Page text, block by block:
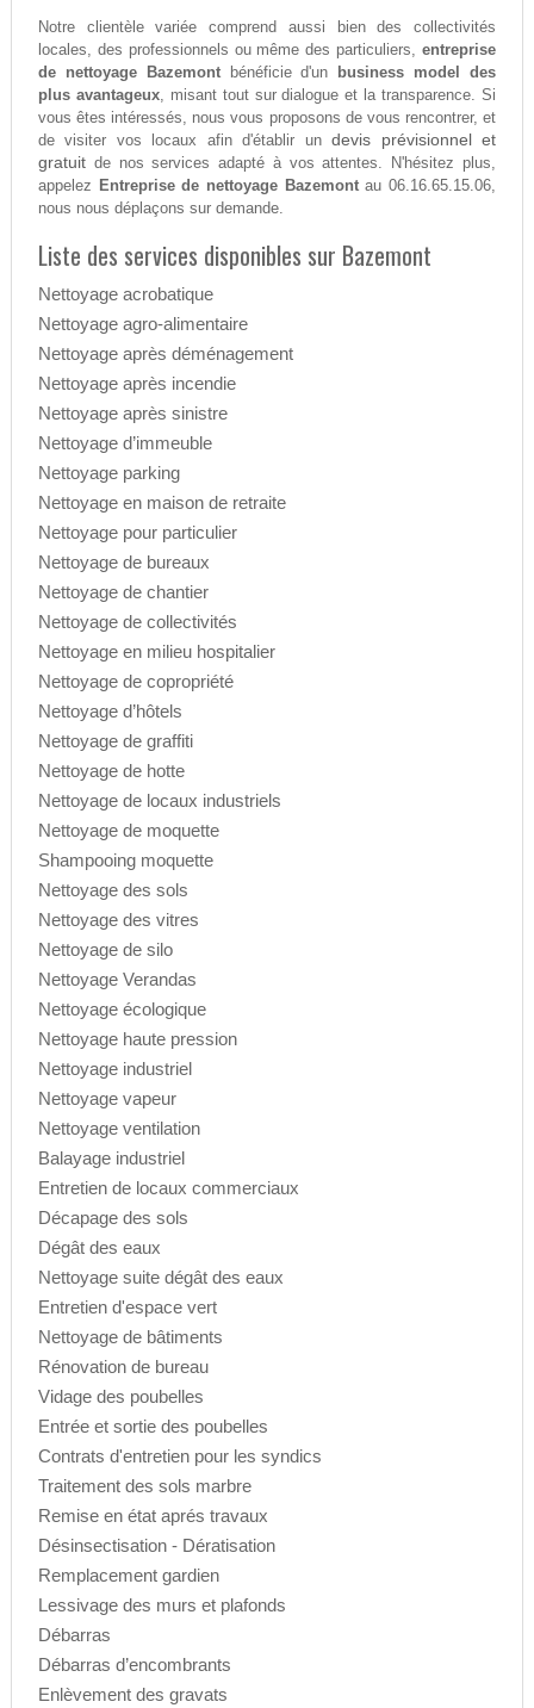
Notre clientèle variée comprend aussi bien des collectivités
locales, des professionnels ou même des particuliers,entreprise
de nettoyage Bazemontbénéficie d'un
business model des
plus avantageux, misant tout sur dialogue et la transparence. Si
vous êtes intéressés, nous vous proposons de vous rencontrer, et
de visiter vos locaux afin d'établir undevis prévisionnel et
gratuitde nos services adapté à vos attentes. N'hésitez plus,
appelez Entreprise de nettoyage Bazemontau 06.16.65.15.06,
nous nous déplaçons sur demande.
Liste des services disponibles sur Bazemont
Nettoyage acrobatique
Nettoyage agro-alimentaire
Nettoyage après déménagement
Nettoyage après incendie
Nettoyage après sinistre
Nettoyage d’immeuble
Nettoyage parking
Nettoyage en maison de retraite
Nettoyage pour particulier
Nettoyage de bureaux
Nettoyage de chantier
Nettoyage de collectivités
Nettoyage en milieu hospitalier
Nettoyage de copropriété
Nettoyage d’hôtels
Nettoyage de graffiti
Nettoyage de hotte
Nettoyage de locaux industriels
Nettoyage de moquette
Shampooing moquette
Nettoyage des sols
Nettoyage des vitres
Nettoyage de silo
Nettoyage Verandas
Nettoyage écologique
Nettoyage haute pression
Nettoyage industriel
Nettoyage vapeur
Nettoyage ventilation
Balayage industriel
Entretien de locaux commerciaux
Décapage des sols
Dégât des eaux
Nettoyage suite dégât des eaux
Entretien d'espace vert
Nettoyage de bâtiments
Rénovation de bureau
Vidage des poubelles
Entrée et sortie des poubelles
Contrats d'entretien pour les syndics
Traitement des sols marbre
Remise en état aprés travaux
Désinsectisation - Dératisation
Remplacement gardien
Lessivage des murs et plafonds
Débarras
Débarras d’encombrants
Enlèvement des gravats